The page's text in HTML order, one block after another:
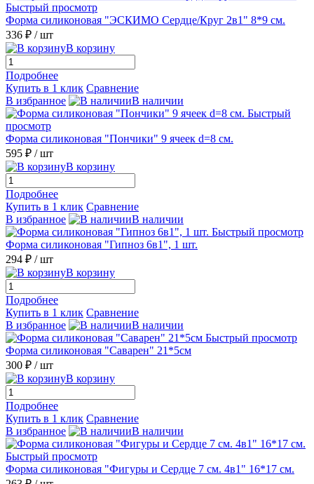
Быстрый просмотр
Форма силиконовая "ЭСКИМО Сердце/Круг 2в1" 8*9 см.
336 ₽ / шт
В корзину
Подробнее
Купить в 1 клик Сравнение
В избранное
В наличии
Быстрый
просмотр
Форма силиконовая "Пончики" 9 ячеек d=8 см.
595 ₽ / шт
В корзину
Подробнее
Купить в 1 клик Сравнение
В избранное
В наличии
Быстрый просмотр
Форма силиконовая "Гипноз 6в1", 1 шт.
294 ₽ / шт
В корзину
Подробнее
Купить в 1 клик Сравнение
В избранное
В наличии
Быстрый просмотр
Форма силиконовая "Саварен" 21*5см
300 ₽ / шт
В корзину
Подробнее
Купить в 1 клик Сравнение
В избранное
В наличии
Быстрый просмотр
Форма силиконовая "Фигуры и Сердце 7 см. 4в1" 16*17 см.